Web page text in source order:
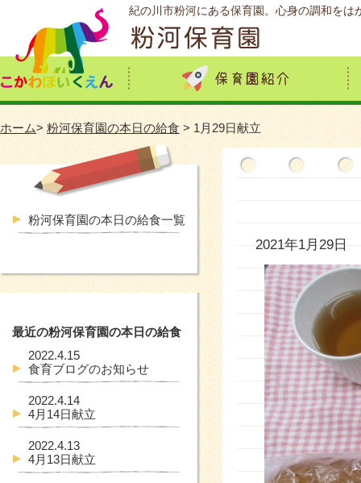
紀の川市粉河にある保育園。心身の調和を
ホーム> 粉河保育園の本日の給食 > 1月29日献立
2021年1月29日
粉河保育園の本日の給食一覧
最近の粉河保育園の本日の給食
2022.4.15
食育ブログのお知らせ
2022.4.14
4月14日献立
2022.4.13
4月13日献立